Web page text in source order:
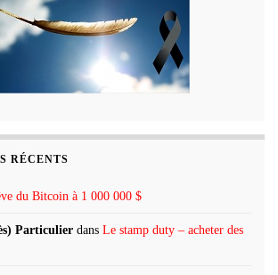
RÉCENTS
du Bitcoin à 1 000 000 $
Particulier dans Le stamp duty – acheter des